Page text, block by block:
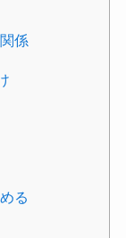
係
る